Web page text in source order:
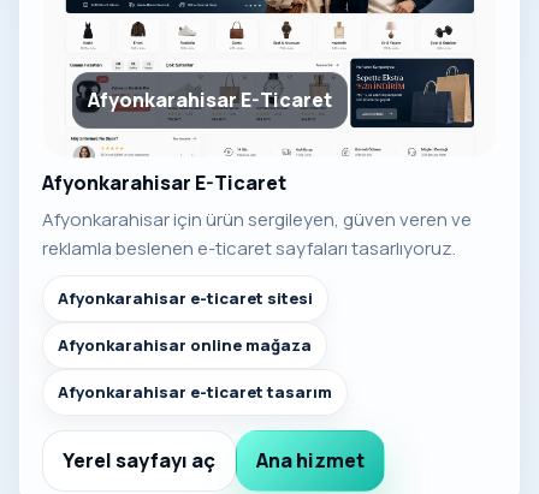
Afyonkarahisar E-Ticaret
Afyonkarahisar E-Ticaret
Afyonkarahisar için ürün sergileyen, güven veren ve
reklamla beslenen e-ticaret sayfaları tasarlıyoruz.
Afyonkarahisar e-ticaret sitesi
Afyonkarahisar online mağaza
Afyonkarahisar e-ticaret tasarım
Yerel sayfayı aç Ana hizmet